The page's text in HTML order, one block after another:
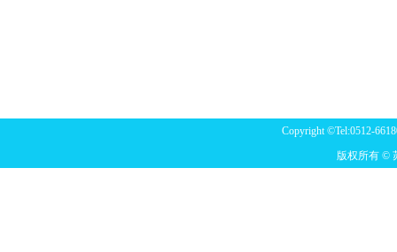
Copyright ©Tel:0512-
版权所有 ©